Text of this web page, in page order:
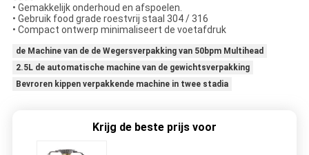
• Gemakkelijk onderhoud en afspoelen.
• Gebruik food grade roestvrij staal 304 / 316
• Compact ontwerp minimaliseert de voetafdruk
de Machine van de de Wegersverpakking van 50bpm Multihead
2.5L de automatische machine van de gewichtsverpakking
Bevroren kippen verpakkende machine in twee stadia
Krijg de beste prijs voor